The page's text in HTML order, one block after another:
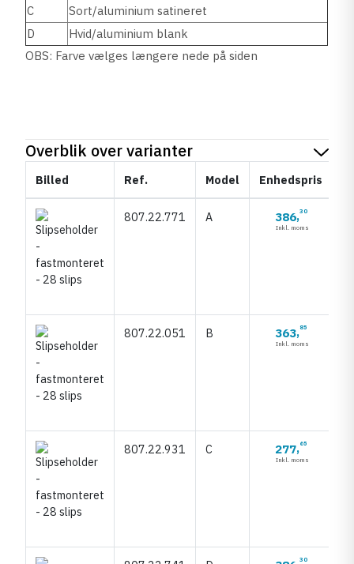
C
Sort/aluminium satineret
D
Hvid/aluminium blank
OBS: Farve vælges længere nede på siden
Overblik over varianter
Billed Ref. Model Enhedspris
807.22.771 A 386,30
Inkl. moms
807.22.051 B 363,85
Inkl. moms
807.22.931 C 277,65
Inkl. moms
30